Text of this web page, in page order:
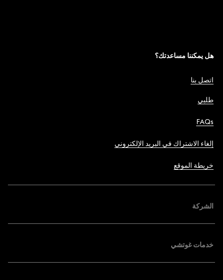
هل يمكننا مساعدتك؟
اتصل بنا
طلبي
FAQs
إلغاء الاشتراك في البريد الإلكتروني
خريطة الموقع
الشركة
خدمات غوتشي